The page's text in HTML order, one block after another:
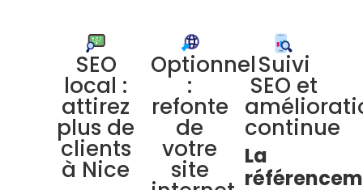
SEO
local :
attirez
plus de
clients
à Nice
Optionnel
:
refonte
de
votre
site
Suivi
SEO et
continue
La